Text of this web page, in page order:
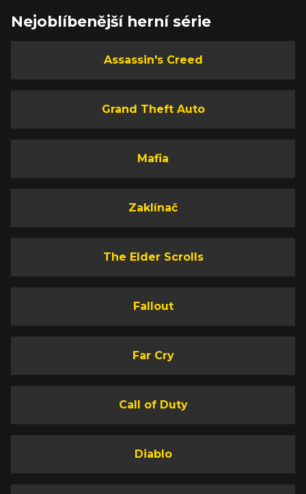
Nejoblíbenější herní série
Assassin's Creed
Grand Theft Auto
Mafia
Zaklínač
The Elder Scrolls
Fallout
Far Cry
Call of Duty
Diablo